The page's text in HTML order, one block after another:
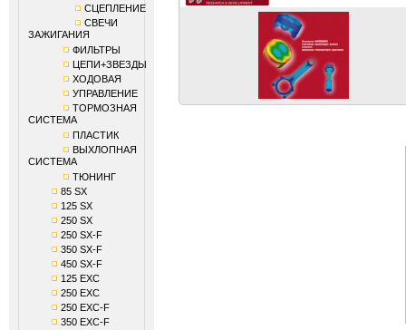
СЦЕПЛЕНИЕ
СВЕЧИ
ЗАЖИГАНИЯ
ФИЛЬТРЫ
ЦЕПИ+ЗВЕЗДЫ
ХОДОВАЯ
УПРАВЛЕНИЕ
ТОРМОЗНАЯ
СИСТЕМА
ПЛАСТИК
ВЫХЛОПНАЯ
СИСТЕМА
ТЮНИНГ
85 SX
125 SX
250 SX
250 SX-F
350 SX-F
450 SX-F
125 EXC
250 EXC
250 EXC-F
350 EXC-F